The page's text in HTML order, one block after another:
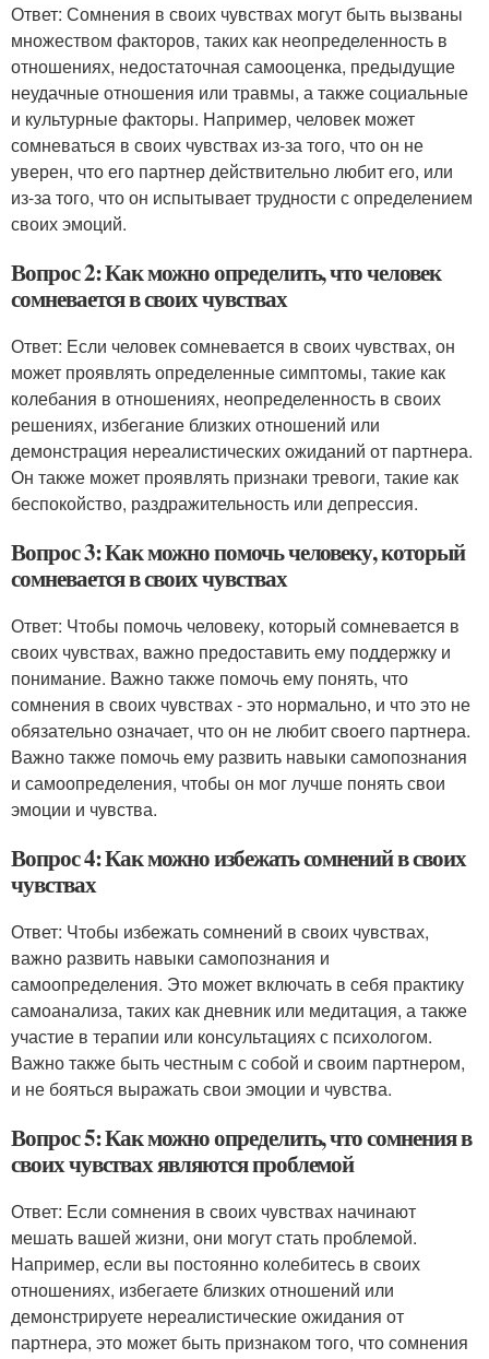
Ответ: Сомнения в своих чувствах могут быть вызваны
множеством факторов, таких как неопределенность в
отношениях, недостаточная самооценка, предыдущие
неудачные отношения или травмы, а также социальные
и культурные факторы. Например, человек может
сомневаться в своих чувствах из-за того, что он не
уверен, что его партнер действительно любит его, или
из-за того, что он испытывает трудности с определением
своих эмоций.
Вопрос 2: Как можно определить, что человек
сомневается в своих чувствах
Ответ: Если человек сомневается в своих чувствах, он
может проявлять определенные симптомы, такие как
колебания в отношениях, неопределенность в своих
решениях, избегание близких отношений или
демонстрация нереалистических ожиданий от партнера.
Он также может проявлять признаки тревоги, такие как
беспокойство, раздражительность или депрессия.
Вопрос 3: Как можно помочь человеку, который
сомневается в своих чувствах
Ответ: Чтобы помочь человеку, который сомневается в
своих чувствах, важно предоставить ему поддержку и
понимание. Важно также помочь ему понять, что
сомнения в своих чувствах - это нормально, и что это не
обязательно означает, что он не любит своего партнера.
Важно также помочь ему развить навыки самопознания
и самоопределения, чтобы он мог лучше понять свои
эмоции и чувства.
Вопрос 4: Как можно избежать сомнений в своих
чувствах
Ответ: Чтобы избежать сомнений в своих чувствах,
важно развить навыки самопознания и
самоопределения. Это может включать в себя практику
самоанализа, таких как дневник или медитация, а также
участие в терапии или консультациях с психологом.
Важно также быть честным с собой и своим партнером,
и не бояться выражать свои эмоции и чувства.
Вопрос 5: Как можно определить, что сомнения в
своих чувствах являются проблемой
Ответ: Если сомнения в своих чувствах начинают
мешать вашей жизни, они могут стать проблемой.
Например, если вы постоянно колебитесь в своих
отношениях, избегаете близких отношений или
демонстрируете нереалистические ожидания от
партнера, это может быть признаком того, что сомнения